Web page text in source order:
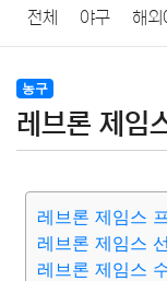
전체 야구 해외
농구
농구
레브론 제임
레브론 제임스
레브론 제임스
레브론 제임스